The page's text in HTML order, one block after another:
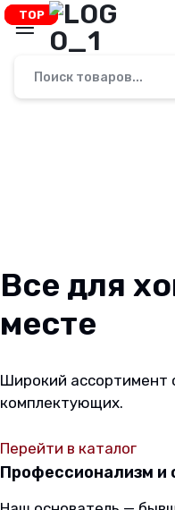
Перейти
содержимому
Магазин.
и
по
Все для
месте
Широкий ассортимент
комплектующих.
Перейти в каталог
Профессионализм и
TOP
TOP
TOP